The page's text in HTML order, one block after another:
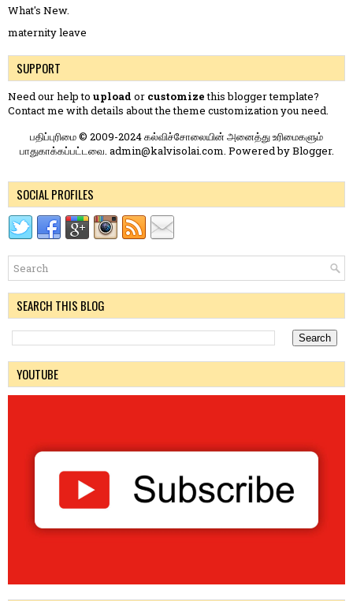
What's New.
maternity leave
SUPPORT
Need our help to upload or customizethis blogger template?
Contact me with details about the theme customization you need.
பதிப்புரிமை © 2009-2024 கல்விச்சோலையின் அனைத்து உரிமைகளும்
பாதுகாக்கப்பட்டவை. admin@kalvisolai.com. Powered byBlogger.
SOCIAL PROFILES
SEARCH THIS BLOG
YOUTUBE